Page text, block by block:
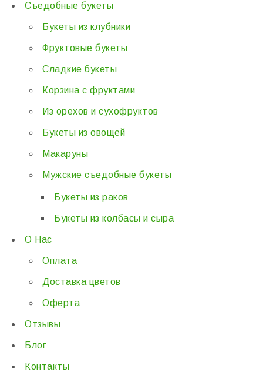
Съедобные букеты
Букеты из клубники
Фруктовые букеты
Сладкие букеты
Корзина с фруктами
Из орехов и сухофруктов
Букеты из овощей
Макаруны
Мужские съедобные букеты
Букеты из раков
Букеты из колбасы и сыра
О Нас
Оплата
Доставка цветов
Оферта
Отзывы
Блог
Контакты